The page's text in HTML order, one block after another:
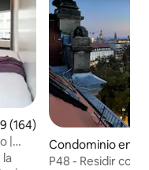
promedio: 4.89 de
(164)
|
la
Condominio en
P48 - Residir con